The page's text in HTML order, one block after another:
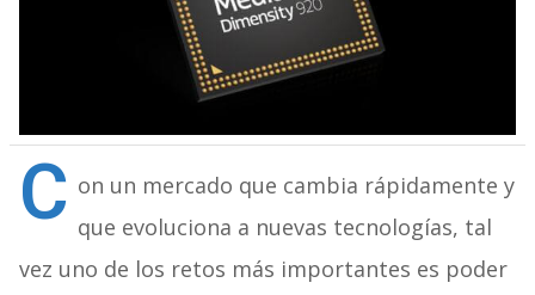
C on un mercado que cambia rápidamente y
que evoluciona a nuevas tecnologías, tal
vez uno de los retos más importantes es poder